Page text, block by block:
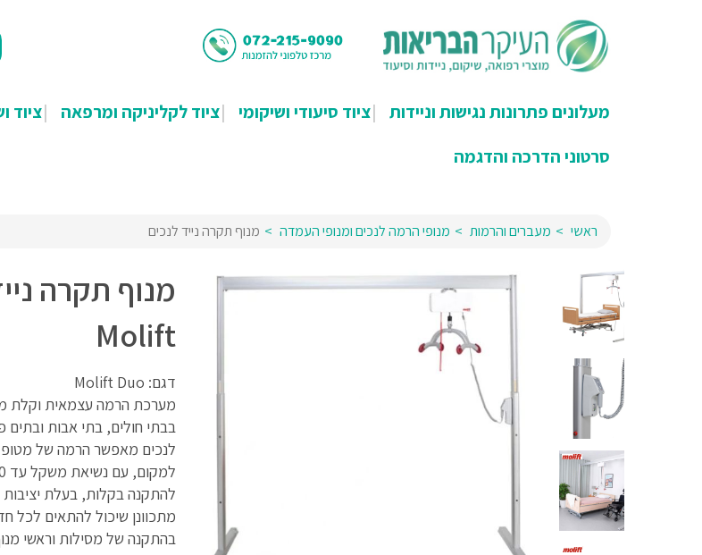
מעלונים פתרונות נגישות וניידות ציוד סיעודי ושיקומי ציוד לקליניקה ומרפאה ציוד
סרטוני הדרכה והדגמה
ראשי מעברים והרמות מנופי הרמה לנכים ומנופי העמדה מנוף תקרה נייד לנכים
מנוף תקרה
Molift
דגם: Molift Duo
מערכת הרמה עצמאית וקלת
בבתי חולים, בתי אבות ובתים
לנכים מאפשר הרמה של
להתקנה בקלות, בעלת יציבות
מתכוונן שיכול להתאים לכל
בהתקנה של מסילות וראשי